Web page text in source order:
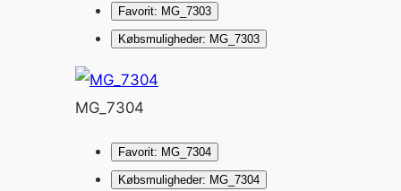
Favorit: MG_7303
Købsmuligheder: MG_7303
MG_7304
Favorit: MG_7304
Købsmuligheder: MG_7304